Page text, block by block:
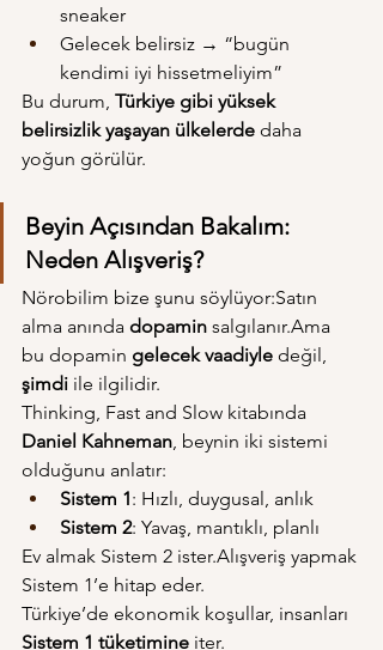
sneaker
Gelecek belirsiz → “bugün
kendimi iyi hissetmeliyim”
Bu durum, Türkiye gibi yüksek
belirsizlik yaşayan ülkelerde daha
yoğun görülür.
Beyin Açısından Bakalım:
Neden Alışveriş?
Nörobilim bize şunu söylüyor:Satın
alma anında dopamin salgılanır.Ama
bu dopamin gelecek vaadiyle değil,
şimdi ile ilgilidir.
Thinking, Fast and Slow kitabında
Daniel Kahneman, beynin iki sistemi
olduğunu anlatır:
Sistem 1: Hızlı, duygusal, anlık
Sistem 2: Yavaş, mantıklı, planlı
Ev almak Sistem 2 ister.Alışveriş yapmak
Sistem 1’e hitap eder.
Türkiye’de ekonomik koşullar, insanları
Sistem 1 tüketimine iter.